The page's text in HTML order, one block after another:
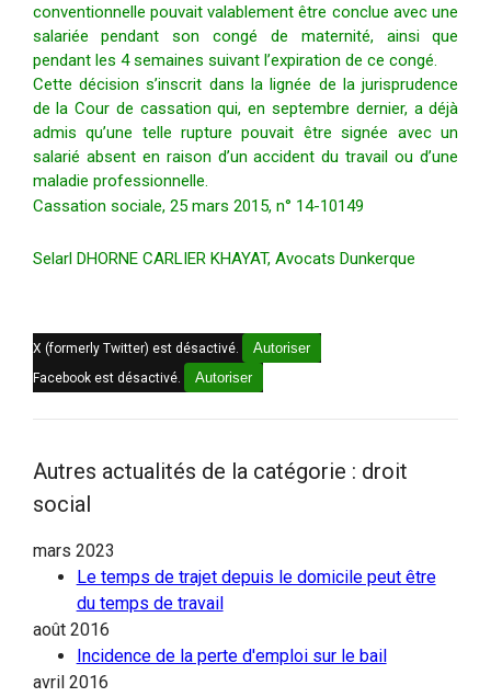
conventionnelle pouvait valablement être conclue avec une
salariée pendant son congé de maternité, ainsi que
pendant les 4 semaines suivant l’expiration de ce congé.
Cette décision s’inscrit dans la lignée de la jurisprudence
de la Cour de cassation qui, en septembre dernier, a déjà
admis qu’une telle rupture pouvait être signée avec un
salarié absent en raison d’un accident du travail ou d’une
maladie professionnelle.
Cassation sociale, 25 mars 2015, n° 14-10149
Selarl DHORNE CARLIER KHAYAT, Avocats Dunkerque
X (formerly Twitter) est désactivé. Autoriser
Facebook est désactivé. Autoriser
Autres actualités de la catégorie : droit
social
mars 2023
Le temps de trajet depuis le domicile peut être
du temps de travail
août 2016
Incidence de la perte d'emploi sur le bail
avril 2016